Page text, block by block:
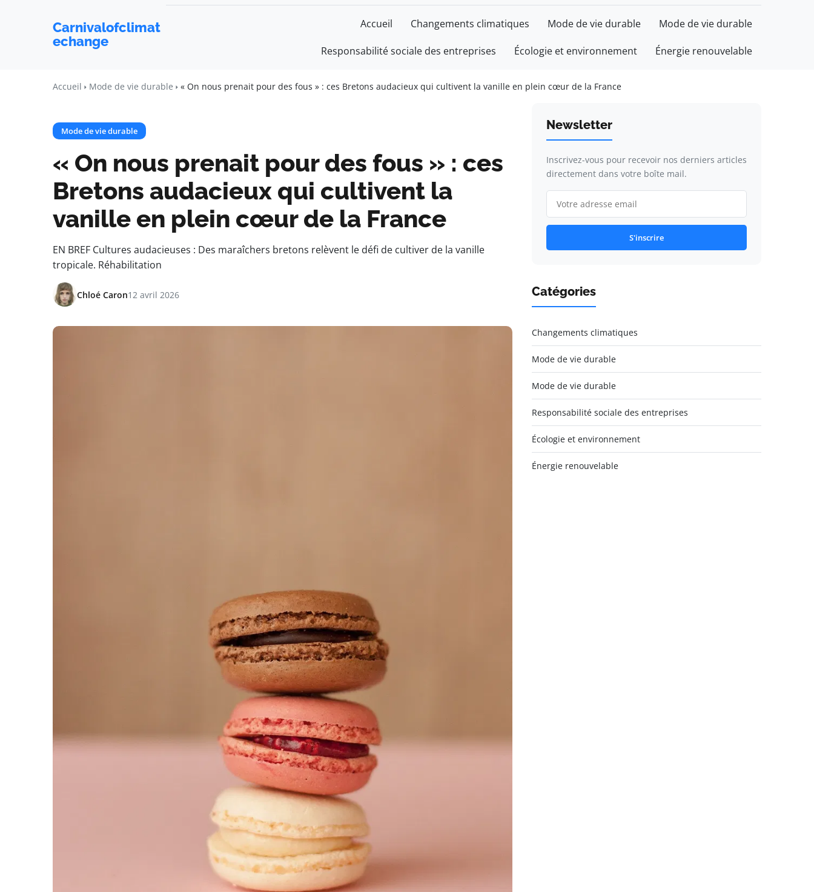
Carnivalofclimat
echange
Accueil Changements climatiques Mode de vie durable Mode de vie durable
Responsabilité sociale des entreprises Écologie et environnement Énergie renouvelable
Accueil Mode de vie durable « On nous prenait pour des fous » : ces Bretons audacieux qui cultivent la vanille en plein cœur de la France
Mode de vie durable
« On nous prenait pour des fous » : ces
Bretons audacieux qui cultivent la
vanille en plein cœur de la France
EN BREF Cultures audacieuses : Des maraîchers bretons relèvent le défi de cultiver de la vanille
tropicale. Réhabilitation
Chloé Caron12 avril 2026
Newsletter
Inscrivez-vous pour recevoir nos derniers articles
directement dans votre boîte mail.
S'inscrire
Catégories
Changements climatiques
Mode de vie durable
Mode de vie durable
Responsabilité sociale des entreprises
Écologie et environnement
Énergie renouvelable